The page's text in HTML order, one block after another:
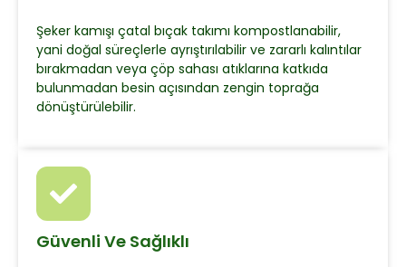
Şeker kamışı çatal bıçak takımı kompostlanabilir,
yani doğal süreçlerle ayrıştırılabilir ve zararlı kalıntılar
bırakmadan veya çöp sahası atıklarına katkıda
bulunmadan besin açısından zengin toprağa
dönüştürülebilir.
Güvenli Ve Sağlıklı